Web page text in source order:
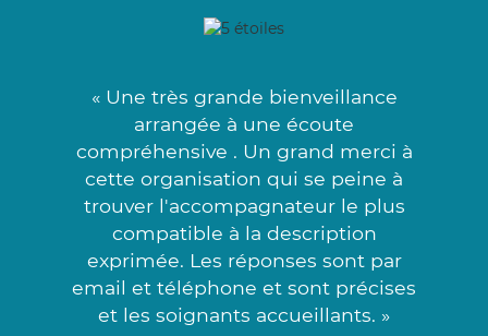
« Une très grande bienveillance
arrangée à une écoute
compréhensive . Un grand merci à
cette organisation qui se peine à
trouver l'accompagnateur le plus
compatible à la description
exprimée. Les réponses sont par
email et téléphone et sont précises
et les soignants accueillants. »